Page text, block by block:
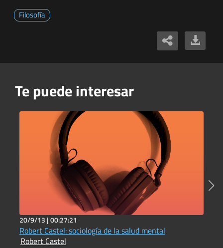
Filosofía
Te puede interesar
20/9/13 |00:27:21
Robert Castel: sociología de la salud mental
Robert Castel